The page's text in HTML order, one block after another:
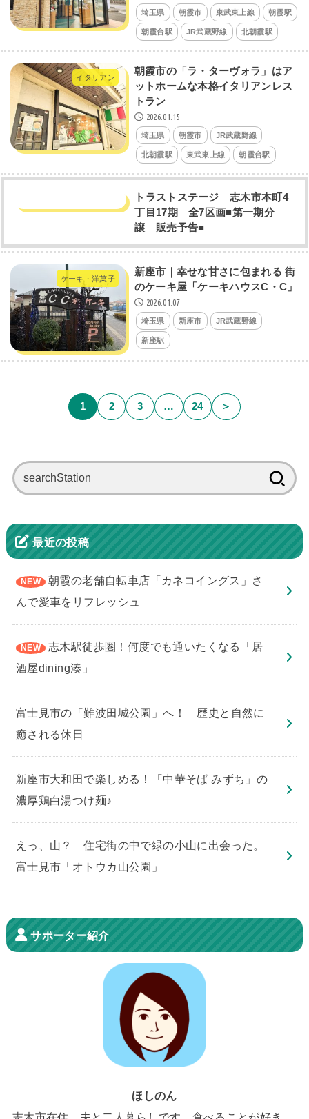
埼玉県 朝霞市 東武東上線 朝霞駅
朝霞台駅 JR武蔵野線 北朝霞駅
イタリアン
朝霞市の「ラ・ターヴォラ」はア
ットホームな本格イタリアンレス
トラン
2026.01.15
埼玉県 朝霞市 JR武蔵野線
北朝霞駅 東武東上線 朝霞台駅
トラストステージ 志木市本町4
丁目17期 全7区画■第一期分
譲 販売予告■
ケーキ・洋菓子
新座市｜幸せな甘さに包まれる 街
のケーキ屋「ケーキハウスC・C」
2026.01.07
埼玉県 新座市 JR武蔵野線
新座駅
1 2 3 … 24 ＞
索:
最近の投稿
朝霞の老舗自転車店「カネコイングス」さ
んで愛車をリフレッシュ
志木駅徒歩圏！何度でも通いたくなる「居
酒屋dining湊」
​富士見市の「難波田城公園」へ！ 歴史と自然に
癒される休日
新座市大和田で楽しめる！「中華そば みずち」の
濃厚鶏白湯つけ麺♪
えっ、山？ 住宅街の中で緑の小山に出会った。
富士見市「オトウカ山公園」
サポーター紹介
ほしのん